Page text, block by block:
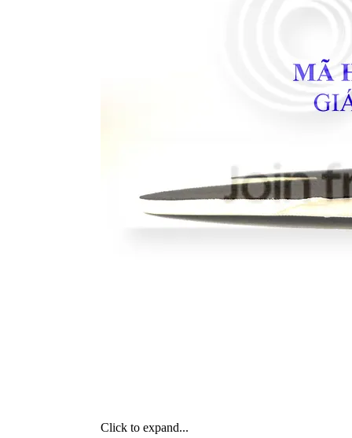
Click to expand...